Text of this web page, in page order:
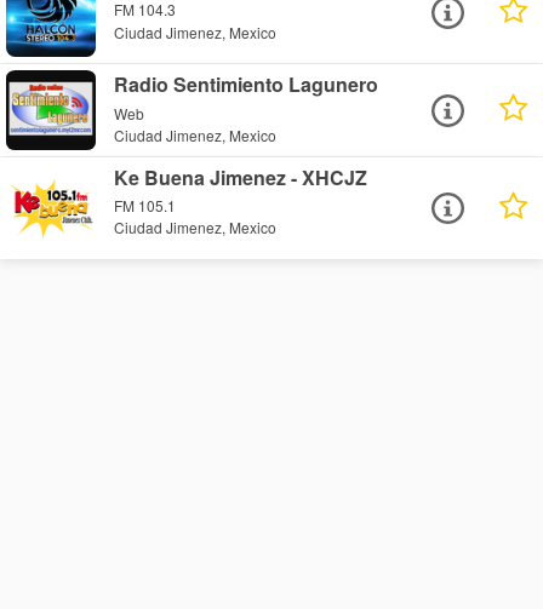
FM 104.3
Ciudad Jimenez, Mexico
Radio Sentimiento Lagunero
Web
Ciudad Jimenez, Mexico
Ke Buena Jimenez - XHCJZ
FM 105.1
Ciudad Jimenez, Mexico